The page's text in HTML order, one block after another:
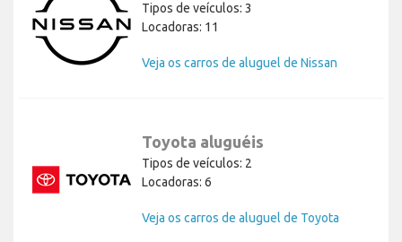
Tipos de veículos: 3
Locadoras: 11
Veja os carros de aluguel de Nissan
Toyota aluguéis
Tipos de veículos: 2
Locadoras: 6
Veja os carros de aluguel de Toyota